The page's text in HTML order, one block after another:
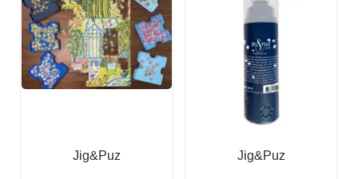
Jig&Puz Jig&Puz